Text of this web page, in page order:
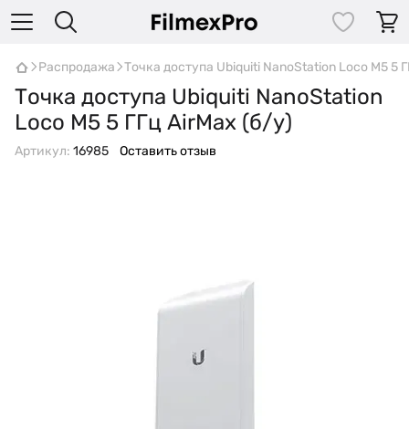
Распродажа Точка доступа Ubiquiti NanoStation Loco M5 5
Точка доступа Ubiquiti NanoStation
Loco M5 5 ГГц AirMax (б/у)
Артикул: 16985 Оставить отзыв